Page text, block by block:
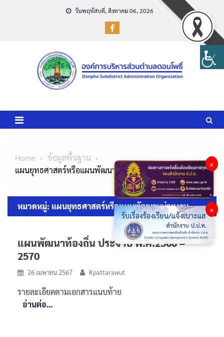
วันพฤหัสบดี, สิงหาคม 06, 2026
Home
ข้อมูลพื้นฐาน
แผนยุทธศาสตร์หรือแผนพัฒนาหน่วยงาน
หมวดหมู่: แผนยุทธศาสตร์หรือแผนพัฒนาหน่วยงาน
แผนพัฒนาท้องถิ่น ประจำปี พ.ศ.2566 –
2570
26 เมษายน 2567 Kpattarawut
รายละเอียดตามเอกสารแนบท้าย
อ่านต่อ…
×
×